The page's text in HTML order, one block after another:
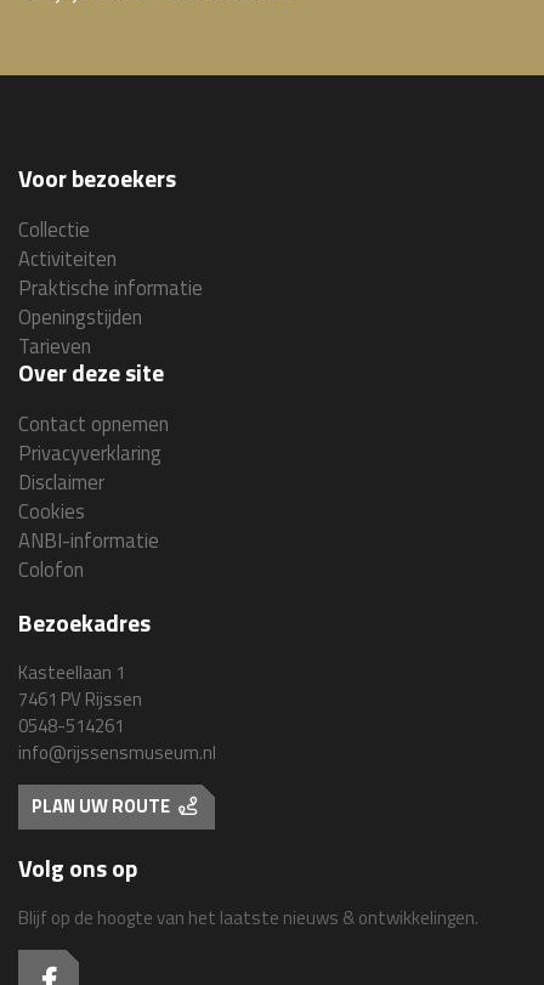
Voor bezoekers
Collectie
Activiteiten
Praktische informatie
Openingstijden
Tarieven
Over deze site
Contact opnemen
Privacyverklaring
Disclaimer
Cookies
ANBI-informatie
Colofon
Bezoekadres
Kasteellaan 1
7461 PV Rijssen
0548-514261
info@rijssensmuseum.nl
PLAN UW ROUTE
Volg ons op
Blijf op de hoogte van het laatste nieuws & ontwikkelingen.